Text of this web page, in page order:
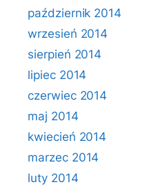
październik 2014
wrzesień 2014
sierpień 2014
lipiec 2014
czerwiec 2014
maj 2014
kwiecień 2014
marzec 2014
luty 2014